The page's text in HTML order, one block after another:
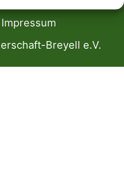
Impressum
Breyell e.V.